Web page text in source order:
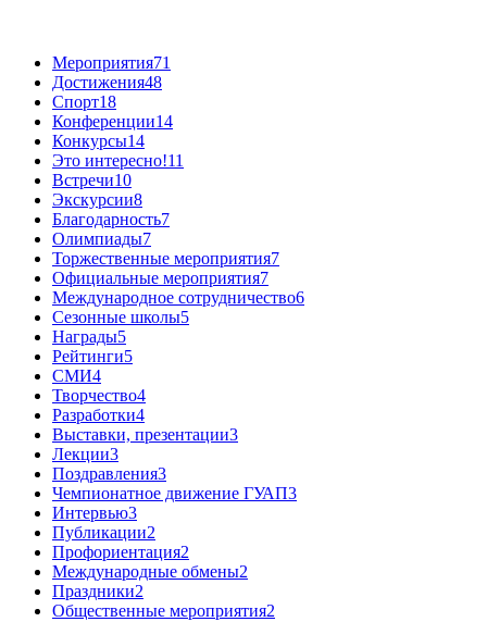
Мероприятия71
Достижения48
Спорт18
Конференции14
Конкурсы14
Это интересно!11
Встречи10
Экскурсии8
Благодарность7
Олимпиады7
Торжественные мероприятия7
Официальные мероприятия7
Международное сотрудничество6
Сезонные школы5
Награды5
Рейтинги5
СМИ4
Творчество4
Разработки4
Выставки, презентации3
Лекции3
Поздравления3
Чемпионатное движение ГУАП3
Интервью3
Публикации2
Профориентация2
Международные обмены2
Праздники2
Общественные мероприятия2